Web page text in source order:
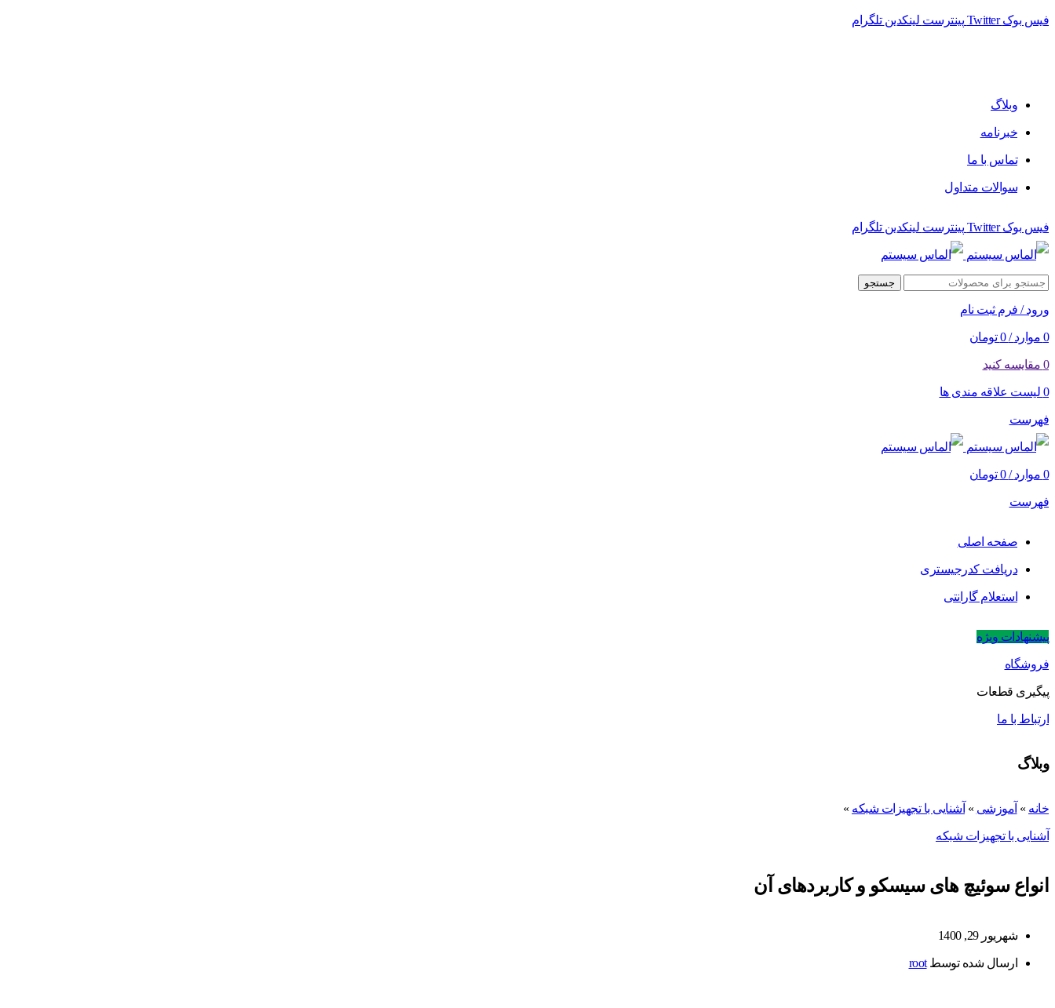
فیس بوک Twitter پینترست لینکدین تلگرام
وبلاگ
خبرنامه
تماس با ما
سوالات متداول
فیس بوک Twitter پینترست لینکدین تلگرام
جستجو
ورود / فرم ثبت نام
0 موارد /
0 تومان
0 مقایسه کنید
0 لیست علاقه مندی ها
فهرست
0 موارد /
0 تومان
فهرست
صفحه اصلی
دریافت کدرجیستری
استعلام گارانتی
پیشنهادات ویژه
فروشگاه
پیگیری قطعات
ارتباط با ما
وبلاگ
خانه » آموزشی » آشنایی با تجهیزات شبکه »
آشنایی با تجهیزات شبکه
انواع سوئیچ های سیسکو و کاربردهای آن
شهریور 29, 1400
ارسال شده توسطroot